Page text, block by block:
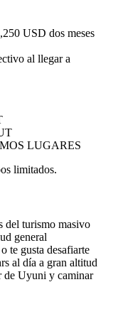
USD dos meses
al llegar a
LUGARES
limitados.
del turismo masivo
general
te gusta desafiarte
al día a gran altitud
de Uyuni y caminar